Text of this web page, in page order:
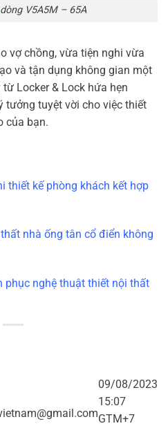
V5A5M – 65A
vợ chồng, vừa tiện nghi vừa
và tận dụng không gian một
Locker & Lock hứa hẹn
tưởng tuyệt vời cho việc thiết
của bạn.
thiết kế phòng khách kết hợp
nhà ống tân cổ điển không
phục nghệ thuật thiết nội thất
09/08/2023
15:07
GTM+7